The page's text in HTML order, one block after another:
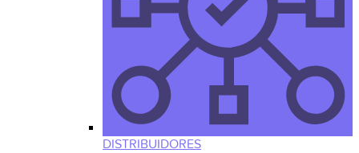
DISTRIBUIDORES